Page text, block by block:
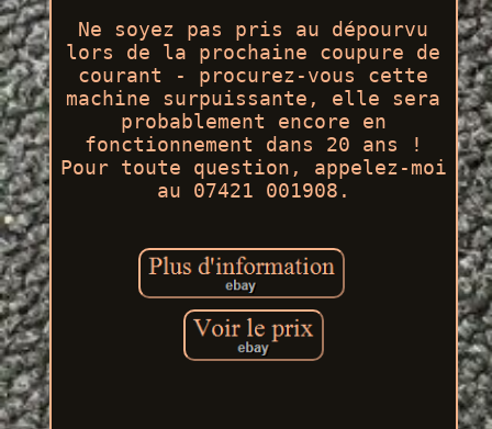
Ne soyez pas pris au dépourvu
lors de la prochaine coupure de
courant - procurez-vous cette
machine surpuissante, elle sera
probablement encore en
fonctionnement dans 20 ans !
Pour toute question, appelez-moi
au 07421 001908.